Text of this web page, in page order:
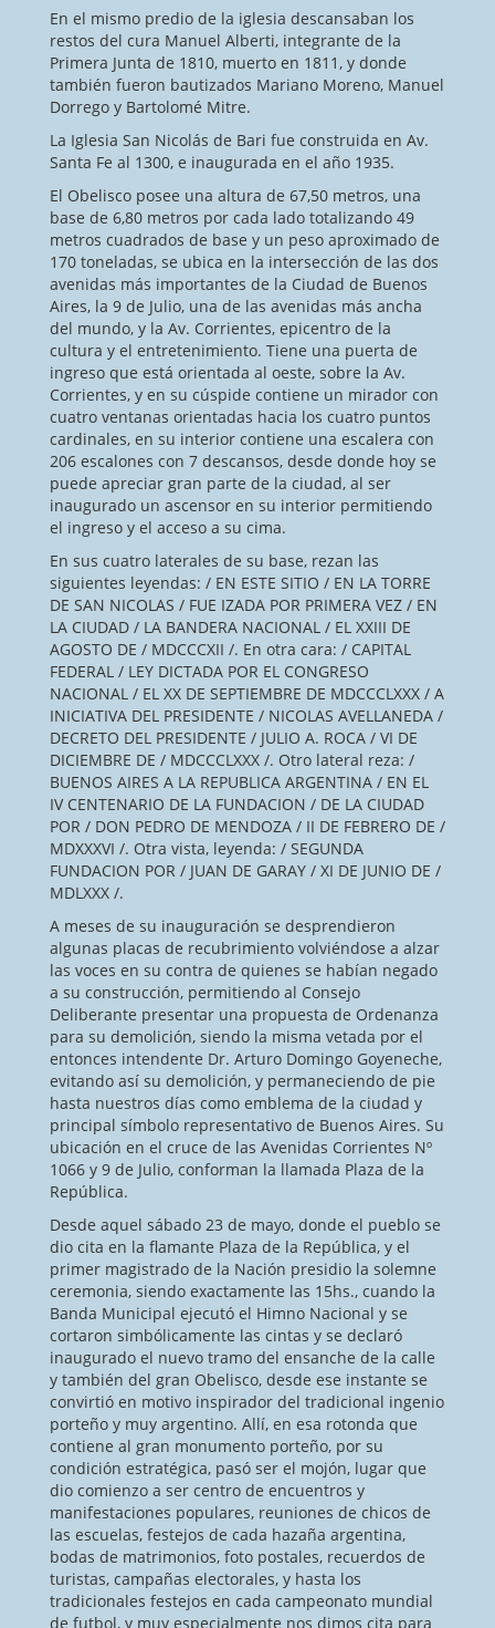
En el mismo predio de la iglesia descansaban los
restos del cura Manuel Alberti, integrante de la
Primera Junta de 1810, muerto en 1811, y donde
también fueron bautizados Mariano Moreno, Manuel
Dorrego y Bartolomé Mitre.
La Iglesia San Nicolás de Bari fue construida en Av.
Santa Fe al 1300, e inaugurada en el año 1935.
El Obelisco posee una altura de 67,50 metros, una
base de 6,80 metros por cada lado totalizando 49
metros cuadrados de base y un peso aproximado de
170 toneladas, se ubica en la intersección de las dos
avenidas más importantes de la Ciudad de Buenos
Aires, la 9 de Julio, una de las avenidas más ancha
del mundo, y la Av. Corrientes, epicentro de la
cultura y el entretenimiento. Tiene una puerta de
ingreso que está orientada al oeste, sobre la Av.
Corrientes, y en su cúspide contiene un mirador con
cuatro ventanas orientadas hacia los cuatro puntos
cardinales, en su interior contiene una escalera con
206 escalones con 7 descansos, desde donde hoy se
puede apreciar gran parte de la ciudad, al ser
inaugurado un ascensor en su interior permitiendo
el ingreso y el acceso a su cima.
En sus cuatro laterales de su base, rezan las
siguientes leyendas: / EN ESTE SITIO / EN LA TORRE
DE SAN NICOLAS / FUE IZADA POR PRIMERA VEZ / EN
LA CIUDAD / LA BANDERA NACIONAL / EL XXIII DE
AGOSTO DE / MDCCCXII /. En otra cara: / CAPITAL
FEDERAL / LEY DICTADA POR EL CONGRESO
NACIONAL / EL XX DE SEPTIEMBRE DE MDCCCLXXX / A
INICIATIVA DEL PRESIDENTE / NICOLAS AVELLANEDA /
DECRETO DEL PRESIDENTE / JULIO A. ROCA / VI DE
DICIEMBRE DE / MDCCCLXXX /. Otro lateral reza: /
BUENOS AIRES A LA REPUBLICA ARGENTINA / EN EL
IV CENTENARIO DE LA FUNDACION / DE LA CIUDAD
POR / DON PEDRO DE MENDOZA / II DE FEBRERO DE /
MDXXXVI /. Otra vista, leyenda: / SEGUNDA
FUNDACION POR / JUAN DE GARAY / XI DE JUNIO DE /
MDLXXX /.
A meses de su inauguración se desprendieron
algunas placas de recubrimiento volviéndose a alzar
las voces en su contra de quienes se habían negado
a su construcción, permitiendo al Consejo
Deliberante presentar una propuesta de Ordenanza
para su demolición, siendo la misma vetada por el
entonces intendente Dr. Arturo Domingo Goyeneche,
evitando así su demolición, y permaneciendo de pie
hasta nuestros días como emblema de la ciudad y
principal símbolo representativo de Buenos Aires. Su
ubicación en el cruce de las Avenidas Corrientes Nº
1066 y 9 de Julio, conforman la llamada Plaza de la
República.
Desde aquel sábado 23 de mayo, donde el pueblo se
dio cita en la flamante Plaza de la República, y el
primer magistrado de la Nación presidio la solemne
ceremonia, siendo exactamente las 15hs., cuando la
Banda Municipal ejecutó el Himno Nacional y se
cortaron simbólicamente las cintas y se declaró
inaugurado el nuevo tramo del ensanche de la calle
y también del gran Obelisco, desde ese instante se
convirtió en motivo inspirador del tradicional ingenio
porteño y muy argentino. Allí, en esa rotonda que
contiene al gran monumento porteño, por su
condición estratégica, pasó ser el mojón, lugar que
dio comienzo a ser centro de encuentros y
manifestaciones populares, reuniones de chicos de
las escuelas, festejos de cada hazaña argentina,
bodas de matrimonios, foto postales, recuerdos de
turistas, campañas electorales, y hasta los
tradicionales festejos en cada campeonato mundial
de futbol, y muy especialmente nos dimos cita para